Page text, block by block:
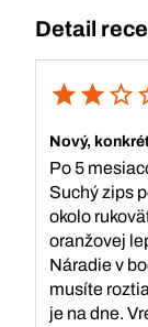
Detail
Nový,
Po 5
Suchý zips
okolo
oranžovej
Náradie v
musíte
je na dne.